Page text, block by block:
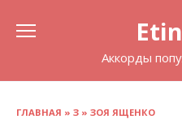
Аккорды
ГЛАВНАЯ » З » ЗОЯ ЯЩЕНКО